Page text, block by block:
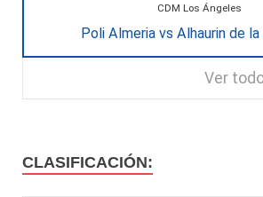
CDM Los Ángeles
Poli Almeria vs Alhaurin de la
Ver
CLASIFICACIÓN: